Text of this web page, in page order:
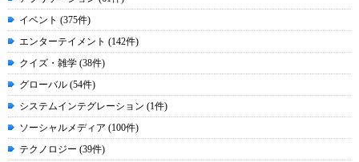
イベント (375件)
エンターテイメント (142件)
クイズ・雑学 (38件)
グローバル (54件)
システムインテグレーション (1件)
ソーシャルメディア (100件)
テクノロジー (39件)